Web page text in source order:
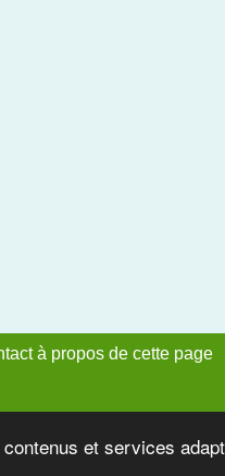
et services
à propos de cette page